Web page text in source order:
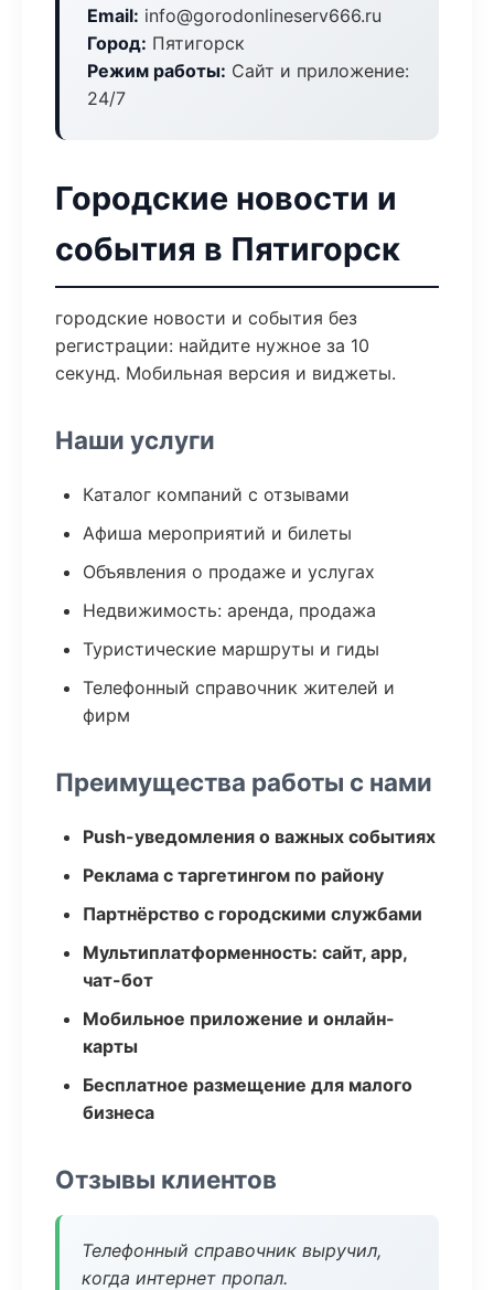
Email: info@gorodonlineserv666.ru
Город: Пятигорск
Режим работы: Сайт и приложение:
24/7
Городские новости и
события в Пятигорск
городские новости и события без
регистрации: найдите нужное за 10
секунд. Мобильная версия и виджеты.
Наши услуги
Каталог компаний с отзывами
Афиша мероприятий и билеты
Объявления о продаже и услугах
Недвижимость: аренда, продажа
Туристические маршруты и гиды
Телефонный справочник жителей и
фирм
Преимущества работы с нами
Push-уведомления о важных событиях
Реклама с таргетингом по району
Партнёрство с городскими службами
Мультиплатформенность: сайт, app,
чат-бот
Мобильное приложение и онлайн-
карты
Бесплатное размещение для малого
бизнеса
Отзывы клиентов
Телефонный справочник выручил,
когда интернет пропал.